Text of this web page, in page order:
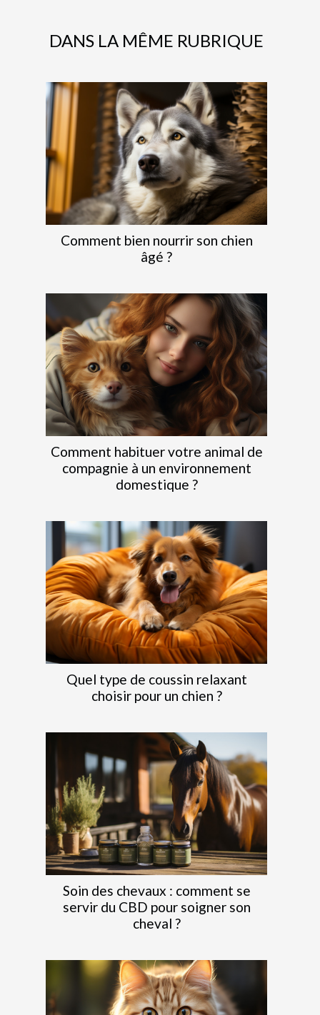
DANS LA MÊME RUBRIQUE
Comment bien nourrir son chien
âgé ?
Comment habituer votre animal de
compagnie à un environnement
domestique ?
Quel type de coussin relaxant
choisir pour un chien ?
Soin des chevaux : comment se
servir du CBD pour soigner son
cheval ?